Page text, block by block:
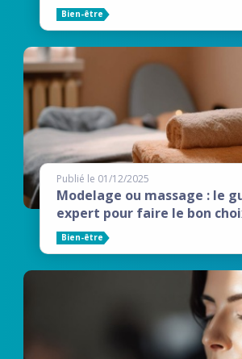
Bien-être
Publié le 01/12/2025
Modelage ou massage : le
expert pour faire le bon
Bien-être